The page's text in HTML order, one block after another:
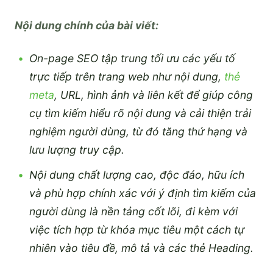
Nội dung chính của bài viết:
On-page SEO tập trung tối ưu các yếu tố
trực tiếp trên trang web như nội dung, thẻ
meta, URL, hình ảnh và liên kết để giúp công
cụ tìm kiếm hiểu rõ nội dung và cải thiện trải
nghiệm người dùng, từ đó tăng thứ hạng và
lưu lượng truy cập.
Nội dung chất lượng cao, độc đáo, hữu ích
và phù hợp chính xác với ý định tìm kiếm của
người dùng là nền tảng cốt lõi, đi kèm với
việc tích hợp từ khóa mục tiêu một cách tự
nhiên vào tiêu đề, mô tả và các thẻ Heading.